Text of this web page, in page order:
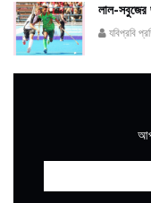
লাল-সবুজের
যবিপ্রবি